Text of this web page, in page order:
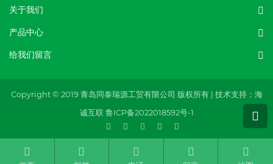
关于我们
产品中心
给我们留言
Copyright © 2019 青岛同泰瑞源工贸有限公司 版权所有.| 技术支持：海
诚互联 鲁ICP备2022018592号-1